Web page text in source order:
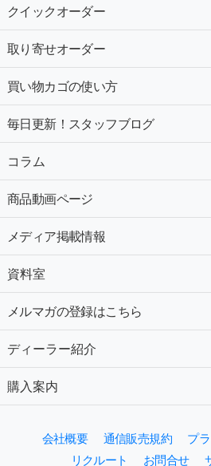
クイックオーダー
取り寄せオーダー
買い物カゴの使い方
毎日更新！スタッフブログ
コラム
商品動画ページ
メディア掲載情報
資料室
メルマガの登録はこちら
ディーラー紹介
購入案内
会社概要 通信販売規約
プ
リクルート
お問合せ